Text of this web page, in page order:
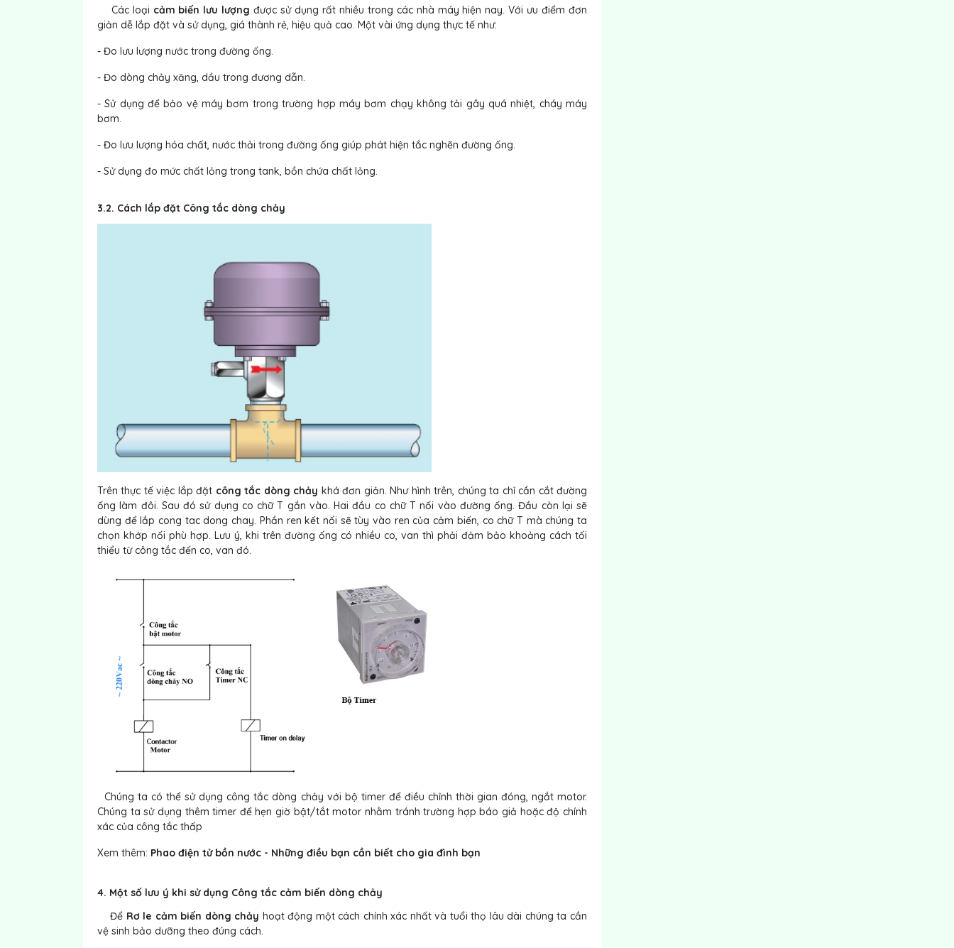
Các loại cảm biến lưu lượngđược sử dụng rất nhiều trong các nhà máy hiện nay. Với ưu điểm đơn
giản dễ lắp đặt và sử dụng, giá thành rẻ, hiệu quả cao. Một vài ứng dụng thực tế như:
- Đo lưu lượng nước trong đường ống.
- Đo dòng chảy xăng, dầu trong đương dẫn.
- Sử dụng để bảo vệ máy bơm trong trường hợp máy bơm chạy không tải gây quá nhiệt, cháy máy
bơm.
- Đo lưu lượng hóa chất, nước thải trong đường ống giúp phát hiện tắc nghẽn đường ống.
- Sử dụng đo mức chất lỏng trong tank, bồn chứa chất lỏng.
3.2. Cách lắp đặt Công tắc dòng chảy
Trên thực tế việc lắp đặt công tắc dòng chảy khá đơn giản. Như hình trên, chúng ta chỉ cần cắt đường
ống làm đôi. Sau đó sử dụng co chữ T gắn vào. Hai đầu co chữ T nối vào đường ống. Đầu còn lại sẽ
dùng để lắp cong tac dong chay. Phần ren kết nối sẽ tùy vào ren của cảm biến, co chữ T mà chúng ta
chọn khớp nối phù hợp. Lưu ý, khi trên đường ống có nhiều co, van thì phải đảm bảo khoảng cách tối
thiểu từ công tắc đến co, van đó.
Chúng ta có thể sử dụng công tắc dòng chảy với bộ timer để điều chỉnh thời gian đóng, ngắt motor.
Chúng ta sử dụng thêm timer để hẹn giờ bật/tắt motor nhằm tránh trường hợp báo giả hoặc độ chính
xác của công tắc thấp
Xem thêm: Phao điện tử bồn nước - Những điều bạn cần biết cho gia đình bạn
4. Một số lưu ý khi sử dụng Công tắc cảm biến dòng chảy
Để Rơ le cảm biến dòng chảy hoạt động một cách chính xác nhất và tuổi thọ lâu dài chúng ta cần
vệ sinh bảo dưỡng theo đúng cách.